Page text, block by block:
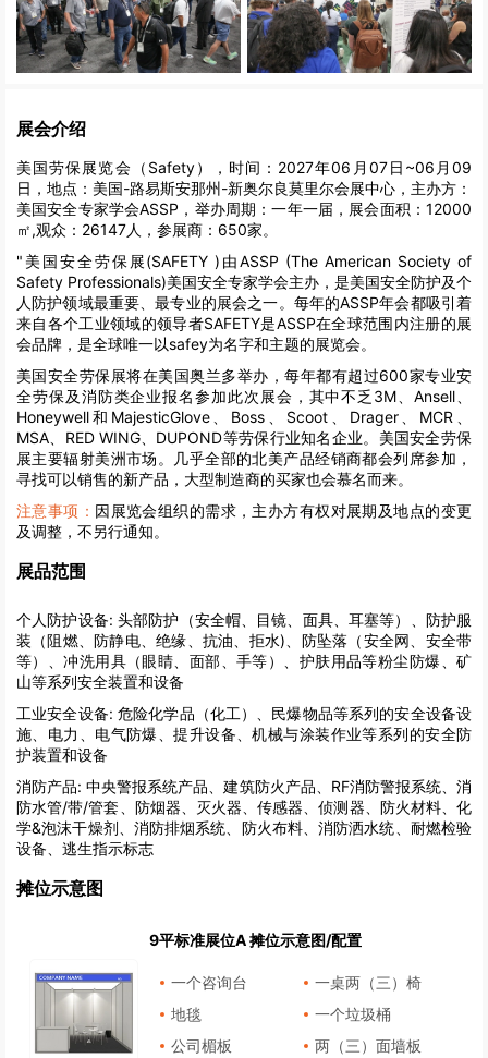
展会介绍
美国劳保展览会（Safety），时间：2027年06月07日~06月09
日，地点：美国-路易斯安那州-新奥尔良莫里尔会展中心，主办方：
美国安全专家学会ASSP，举办周期：一年一届，展会面积：12000
㎡,观众：26147人，参展商：650家。
"美国安全劳保展(SAFETY )由ASSP (The American Society of
Safety Professionals)美国安全专家学会主办，是美国安全防护及个
人防护领域最重要、最专业的展会之一。每年的ASSP年会都吸引着
来自各个工业领域的领导者SAFETY是ASSP在全球范围内注册的展
会品牌，是全球唯一以safey为名字和主题的展览会。
美国安全劳保展将在美国奥兰多举办，每年都有超过600家专业安
全劳保及消防类企业报名参加此次展会，其中不乏3M、Ansell、
Honeywell和MajesticGlove、Boss、Scoot、Drager、MCR、
MSA、RED WING、DUPOND等劳保行业知名企业。美国安全劳保
展主要辐射美洲市场。几乎全部的北美产品经销商都会列席参加，
寻找可以销售的新产品，大型制造商的买家也会慕名而来。
注意事项： 因展览会组织的需求，主办方有权对展期及地点的变更
及调整，不另行通知。
展品范围
个人防护设备: 头部防护（安全帽、目镜、面具、耳塞等）、防护服
装（阻燃、防静电、绝缘、抗油、拒水)、防坠落（安全网、安全带
等）、冲洗用具（眼睛、面部、手等）、护肤用品等粉尘防爆、矿
山等系列安全装置和设备
工业安全设备: 危险化学品（化工）、民爆物品等系列的安全设备设
施、电力、电气防爆、提升设备、机械与涂装作业等系列的安全防
护装置和设备
消防产品: 中央警报系统产品、建筑防火产品、RF消防警报系统、消
防水管/带/管套、防烟器、灭火器、传感器、侦测器、防火材料、化
学&泡沫干燥剂、消防排烟系统、防火布料、消防洒水统、耐燃检验
设备、逃生指示标志
摊位示意图
9平标准展位A 摊位示意图/配置
一个咨询台
一桌两（三）椅
地毯
一个垃圾桶
公司楣板
两（三）面墙板